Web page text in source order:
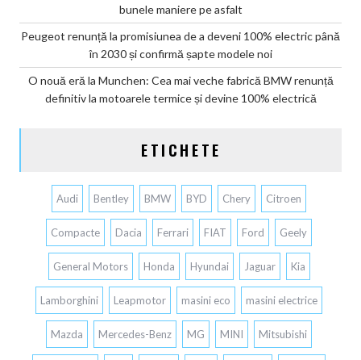
bunele maniere pe asfalt
Peugeot renunță la promisiunea de a deveni 100% electric până
în 2030 și confirmă șapte modele noi
O nouă eră la Munchen: Cea mai veche fabrică BMW renunță
definitiv la motoarele termice și devine 100% electrică
ETICHETE
Audi Bentley BMW BYD Chery Citroen
Compacte Dacia Ferrari FIAT Ford Geely
General Motors Honda Hyundai Jaguar Kia
Lamborghini Leapmotor masini eco masini electrice
Mazda Mercedes-Benz MG MINI Mitsubishi